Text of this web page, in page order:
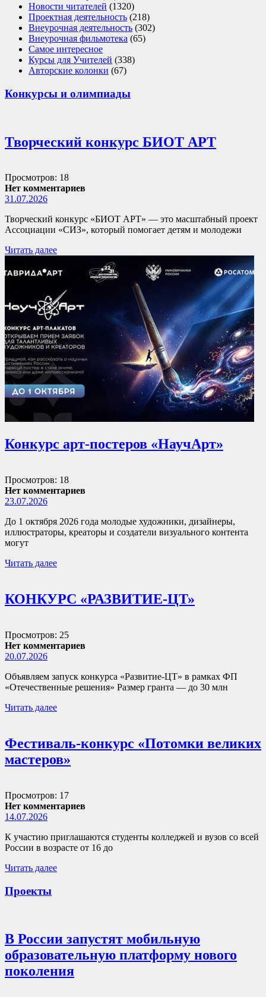
Новости читателей (1320)
Проектная деятельность (218)
Внеурочная деятельность (302)
Внеурочная фильмотека (65)
Самое интересное
Курсы для Учителей (338)
Авторские колонки (67)
Конкурсы и олимпиады
Творческий конкурс БИОТ АРТ
Просмотров: 18
Нет комментариев
31.07.2026
Творческий конкурс «БИОТ АРТ» — это масштабный проект
Ассоциации «СИЗ», который помогает детям и молодежи
Читать далее
Конкурс арт-постеров «НаучАрт»
Просмотров: 18
Нет комментариев
23.07.2026
До 1 октября 2026 года молодые художники, дизайнеры,
иллюстраторы, креаторы и создатели визуального контента
могут
Читать далее
КОНКУРС «РАЗВИТИЕ-ЦТ»
Просмотров: 25
Нет комментариев
20.07.2026
Объявляем запуск конкурса «Развитие-ЦТ» в рамках ФП
«Отечественные решения» Размер гранта — до 30 млн
Читать далее
Фестиваль-конкурс «Потомки великих
мастеров»
Просмотров: 17
Нет комментариев
14.07.2026
К участию приглашаются студенты колледжей и вузов со всей
России в возрасте от 16 до
Читать далее
Проекты
В России запустят мобильную
образовательную платформу нового
поколения